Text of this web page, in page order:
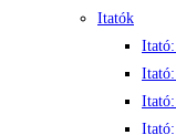
Itatók
Itató: